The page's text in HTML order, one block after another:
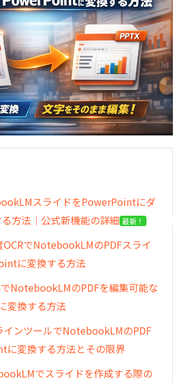
スライドをPowerPointにダ
方法｜公式新機能の詳細 最新！
OCRでNotebookLMのPDFスライ
に変換する方法
NotebookLMのPDFを編集可能な
変換する方法
インツールでNotebookLMのPDF
に変換する方法とその限界
でスライドを作成する際の